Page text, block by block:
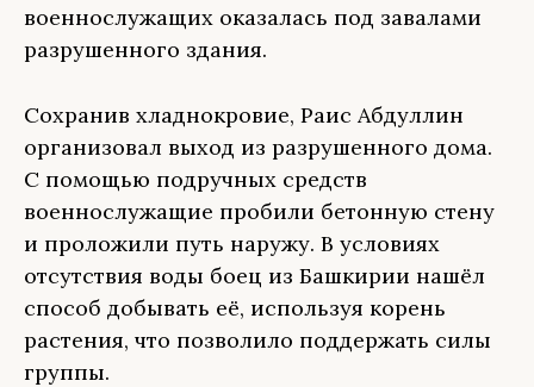
военнослужащих оказалась под завалами
разрушенного здания.
Сохранив хладнокровие, Раис Абдуллин
организовал выход из разрушенного дома.
С помощью подручных средств
военнослужащие пробили бетонную стену
и проложили путь наружу. В условиях
отсутствия воды боец из Башкирии нашёл
способ добывать её, используя корень
растения, что позволило поддержать силы
группы.